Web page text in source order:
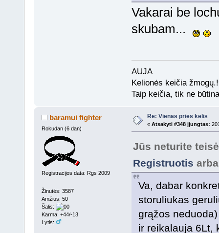
Vakarai be
skubam...
AUJA
Kelionės keičia
Taip keičia, tik ne
baramui fighter
Rokudan (6 dan)
Registracijos data: Rgs 2009
Žinutės: 3587
Amžius: 50
Šalis:
Karma: +44/-13
Lytis:
Re: Vienas pries kelis
« Atsakyti #348 įjungtas:
Jūs neturite
Registruotis
Va, dabar
storuliukas
grąžos
ir reikalauja 6Lt,